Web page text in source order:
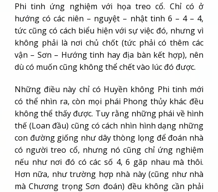
Phi tinh ứng nghiệm với họa treo cổ. Chỉ có ở
hướng có các niên – nguyệt – nhật tinh 6 – 4 – 4,
tức cũng có cách biểu hiện với sự việc đó, nhưng vì
không phải là nơi chủ chốt (tức phải có thêm các
vận – Sơn – Hướng tinh hay địa bàn kết hợp), nên
dù có muốn cũng không thể chết vào lúc đó được.
Những điều này chỉ có Huyền không Phi tinh mới
có thể nhìn ra, còn mọi phái Phong thủy khác đều
không thể thấy được. Tuy rằng những phái về hình
thế (Loan đầu) cũng có cách nhìn hình dạng những
con đường giống như dây thòng lọng để đoán nhà
có người treo cổ, nhưng nó cũng chỉ ứng nghiệm
nếu như nơi đó có các số 4, 6 găp nhau mà thôi.
Hơn nữa, như trường hợp nhà này (cũng như nhà
mà Chương trọng Sơn đoán) đều không cần phải